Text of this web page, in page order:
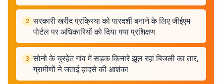
2 सरकारी खरीद प्रक्रिया को पारदर्शी बनाने के लिए जीईएम
पोर्टल पर अधिकारियों को दिया गया प्रशिक्षण
3 सोनो के चुरहेत गांव में सड़क किनारे झूल रहा बिजली का तार,
ग्रामीणों ने जताई हादसे की आशंका